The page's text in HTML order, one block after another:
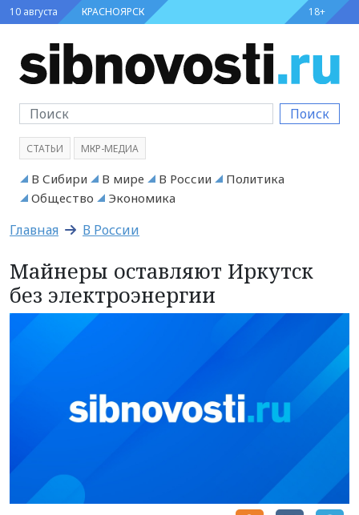
10 августа КРАСНОЯРСК 18+
Поиск
СТАТЬИ МКР-МЕДИА
В Сибири В мире В России
Политика
Общество
Экономика
Главная В России
Майнеры оставляют Иркутск
без электроэнергии